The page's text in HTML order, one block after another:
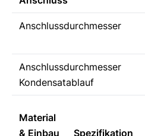
Anschlussdurchmesser
Anschlussdurchmesser
Kondensatablauf
Material
& Einbau
Spezifikation